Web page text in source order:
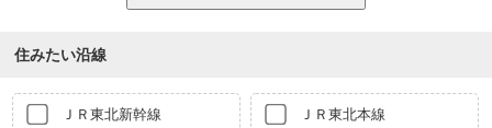
住みたい沿線
ＪＲ東北新幹線 ＪＲ東北本線